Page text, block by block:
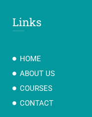
Links
HOME
ABOUT US
COURSES
CONTACT